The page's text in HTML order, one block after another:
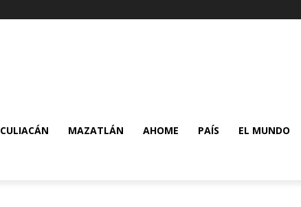
CULIACÁN MAZATLÁN AHOME PAÍS EL MUNDO